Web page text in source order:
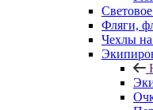
Фляги,
Чехлы на